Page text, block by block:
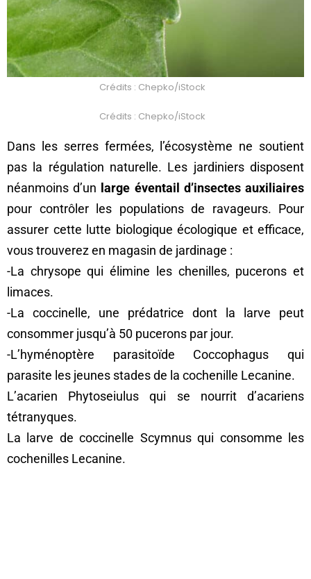
Crédits : Chepko/iStock
Crédits : Chepko/iStock
Dans les serres fermées, l’écosystème ne soutient
pas la régulation naturelle. Les jardiniers disposent
néanmoins d’un large éventail d’insectes auxiliaires
pour contrôler les populations de ravageurs. Pour
assurer cette lutte biologique écologique et efficace,
vous trouverez en magasin de jardinage :
-La chrysope qui élimine les chenilles, pucerons et
limaces.
-La coccinelle, une prédatrice dont la larve peut
consommer jusqu’à 50 pucerons par jour.
-L’hyménoptère parasitoïde Coccophagus qui
parasite les jeunes stades de la cochenille Lecanine.
L’acarien Phytoseiulus qui se nourrit d’acariens
tétranyques.
La larve de coccinelle Scymnus qui consomme les
cochenilles Lecanine.